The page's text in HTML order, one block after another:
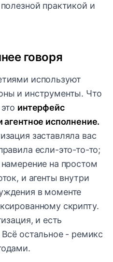
практикой и
говоря
используют
и инструменты. Что
интерфейс
агентное исполнение.
заставляла вас
если-это-то-то;
на простом
и агенты внутри
в моменте
скрипту.
и есть
остальное - ремикс